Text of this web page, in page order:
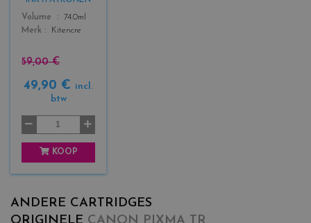
Color
a
Volume
74.0ml
Merk
Kitencre
59,00 €
49,90 €
incl.
btw
KOOP
ANDERE CARTRIDGES